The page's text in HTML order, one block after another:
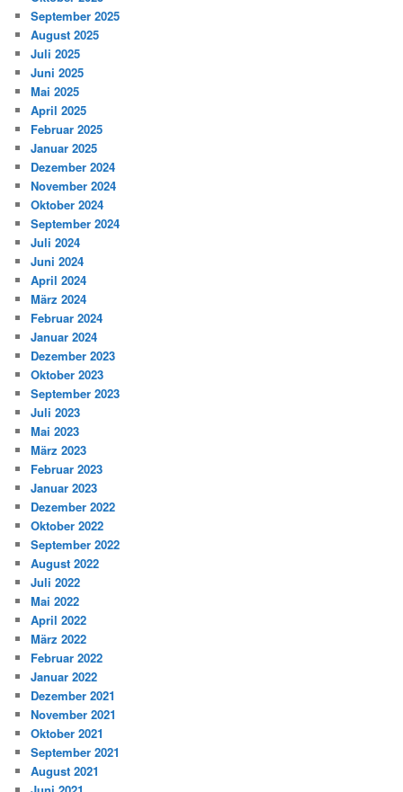
September 2025
August 2025
Juli 2025
Juni 2025
Mai 2025
April 2025
Februar 2025
Januar 2025
Dezember 2024
November 2024
Oktober 2024
September 2024
Juli 2024
Juni 2024
April 2024
März 2024
Februar 2024
Januar 2024
Dezember 2023
Oktober 2023
September 2023
Juli 2023
Mai 2023
März 2023
Februar 2023
Januar 2023
Dezember 2022
Oktober 2022
September 2022
August 2022
Juli 2022
Mai 2022
April 2022
März 2022
Februar 2022
Januar 2022
Dezember 2021
November 2021
Oktober 2021
September 2021
August 2021